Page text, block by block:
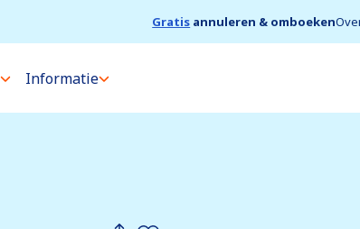
Gratis annuleren & omboeken
Informatie